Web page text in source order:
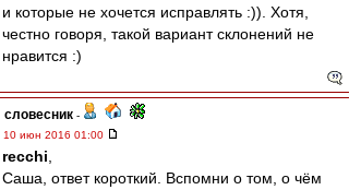
и которые не хочется исправлять :)). Хотя,
честно говоря, такой вариант склонений не
нравится :)
словесник -
10 июн 2016 01:00
recchi
Саша, ответ короткий. Вспомни о том, о чём